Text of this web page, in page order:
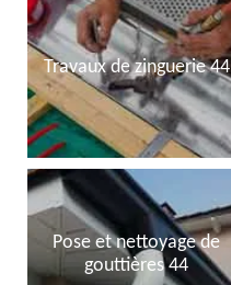
Travaux de zinguerie 44
Pose et nettoyage de
gouttières 44